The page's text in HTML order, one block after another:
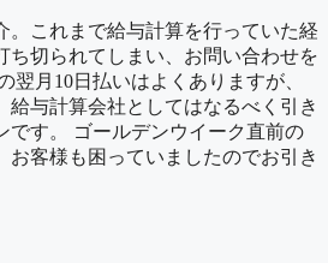
。これまで給与計算を行っていた経
ち切られてしまい、お問い合わせを
翌月10日払いはよくありますが、
給与計算会社としてはなるべく引き
です。 ゴールデンウイーク直前の
お客様も困っていましたのでお引き